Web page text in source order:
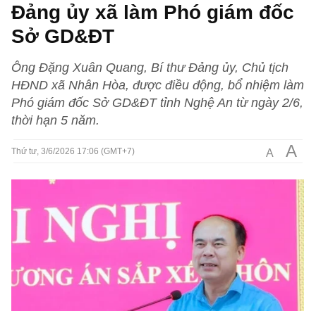
Đảng ủy xã làm Phó giám đốc
Sở GD&ĐT
Ông Đặng Xuân Quang, Bí thư Đảng ủy, Chủ tịch
HĐND xã Nhân Hòa, được điều động, bổ nhiệm làm
Phó giám đốc Sở GD&ĐT tỉnh Nghệ An từ ngày 2/6,
thời hạn 5 năm.
Thứ tư, 3/6/2026 17:06 (GMT+7) A A